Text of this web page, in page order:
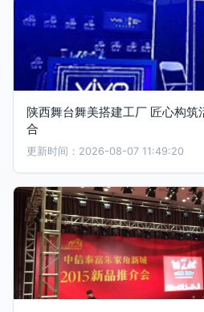
陕西舞台舞美搭建工厂 匠心构筑
合
更新时间：2026-08-07 11:49:20